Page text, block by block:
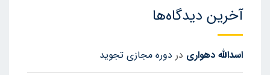
آخرین دیدگاه‌ها
اسدالله دهواری در دوره مجازی تجوید